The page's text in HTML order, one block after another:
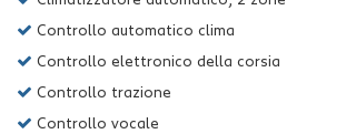
Controllo automatico clima
Controllo elettronico della corsia
Controllo trazione
Controllo vocale